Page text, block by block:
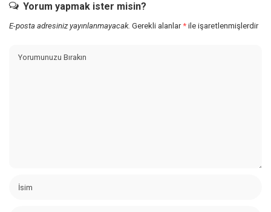
Yorum yapmak ister misin?
E-posta adresiniz yayınlanmayacak. Gerekli alanlar* ile işaretlenmişlerdir